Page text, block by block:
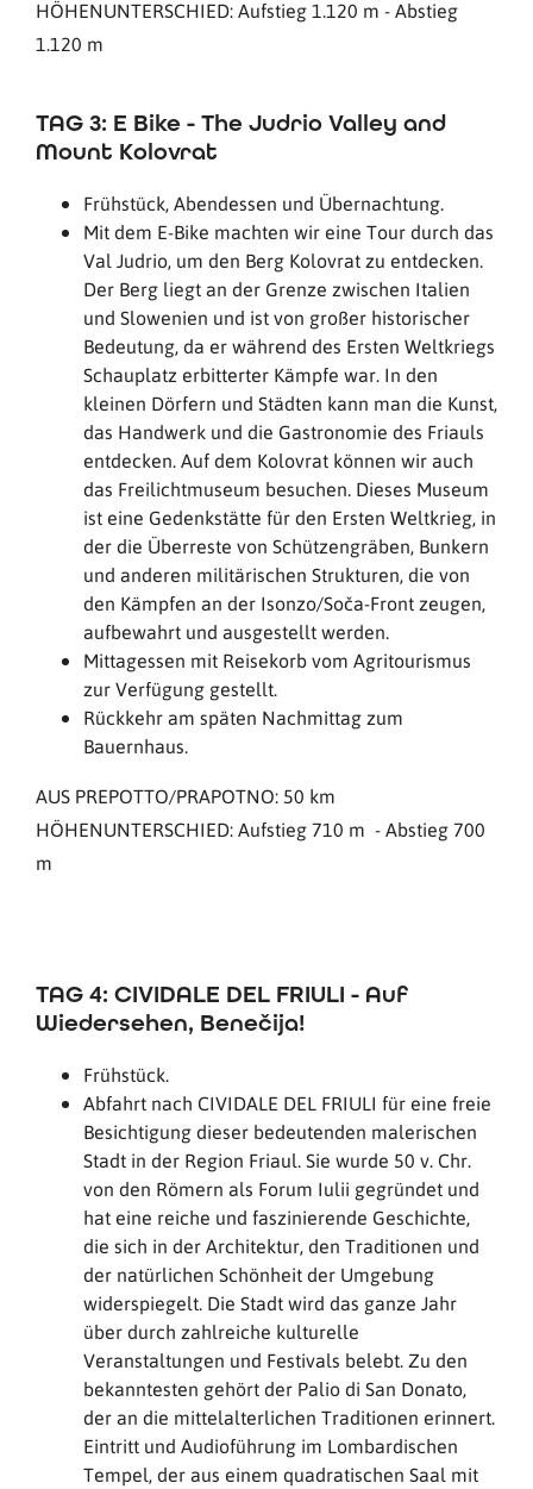
HÖHENUNTERSCHIED: Aufstieg 1.120 m - Abstieg
1.120 m
TAG 3: E Bike - The Judrio Valley and
Mount Kolovrat
Frühstück, Abendessen und Übernachtung.
Mit dem E-Bike machten wir eine Tour durch das
Val Judrio, um den Berg Kolovrat zu entdecken.
Der Berg liegt an der Grenze zwischen Italien
und Slowenien und ist von großer historischer
Bedeutung, da er während des Ersten Weltkriegs
Schauplatz erbitterter Kämpfe war. In den
kleinen Dörfern und Städten kann man die Kunst,
das Handwerk und die Gastronomie des Friauls
entdecken. Auf dem Kolovrat können wir auch
das Freilichtmuseum besuchen. Dieses Museum
ist eine Gedenkstätte für den Ersten Weltkrieg, in
der die Überreste von Schützengräben, Bunkern
und anderen militärischen Strukturen, die von
den Kämpfen an der Isonzo/Soča-Front zeugen,
aufbewahrt und ausgestellt werden.
Mittagessen mit Reisekorb vom Agritourismus
zur Verfügung gestellt.
Rückkehr am späten Nachmittag zum
Bauernhaus.
AUS PREPOTTO/PRAPOTNO: 50 km
HÖHENUNTERSCHIED: Aufstieg 710 m - Abstieg 700
m
TAG 4: CIVIDALE DEL FRIULI - Auf
Wiedersehen, Benečija!
Frühstück.
Abfahrt nach CIVIDALE DEL FRIULI für eine freie
Besichtigung dieser bedeutenden malerischen
Stadt in der Region Friaul. Sie wurde 50 v. Chr.
von den Römern als Forum Iulii gegründet und
hat eine reiche und faszinierende Geschichte,
die sich in der Architektur, den Traditionen und
der natürlichen Schönheit der Umgebung
widerspiegelt. Die Stadt wird das ganze Jahr
über durch zahlreiche kulturelle
Veranstaltungen und Festivals belebt. Zu den
bekanntesten gehört der Palio di San Donato,
der an die mittelalterlichen Traditionen erinnert.
Eintritt und Audioführung im Lombardischen
Tempel, der aus einem quadratischen Saal mit